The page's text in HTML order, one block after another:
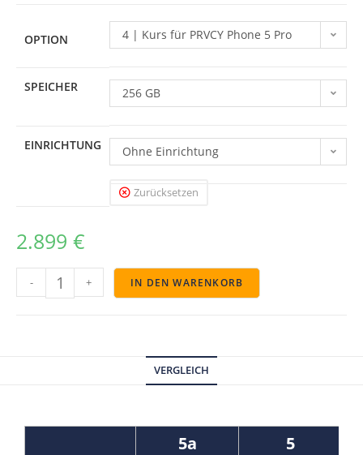
OPTION
4 | Kurs für PRVCY Phone 5 Pro
SPEICHER
256 GB
EINRICHTUNG Ohne Einrichtung
Zurücksetzen
2.899 €
- + IN DEN WARENKORB
VERGLEICH
5a 5